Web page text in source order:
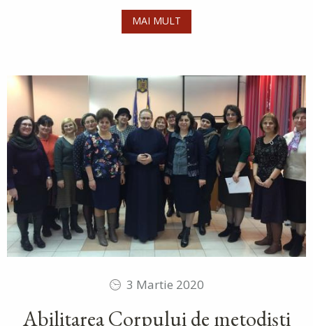
MAI MULT
3 Martie 2020
Abilitarea Corpului de metodiști